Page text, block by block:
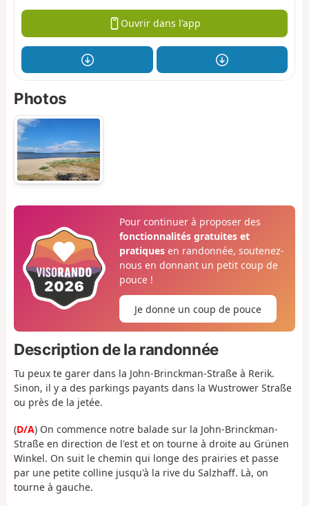
Ouvrir dans l'app
Photos
Pour continuer à proposer des
fonctionnalités gratuites et
pratiquesen randonnée, soutenez-
nous en donnant un petit coup de
pouce !
Je donne un coup de pouce
Description de la randonnée
Tu peux te garer dans la John-Brinckman-Straße à Rerik.
Sinon, il y a des parkings payants dans la Wustrower Straße
ou près de la jetée.
(D/A) On commence notre balade sur la John-Brinckman-
Straße en direction de l'est et on tourne à droite au Grünen
Winkel. On suit le chemin qui longe des prairies et passe
par une petite colline jusqu'à la rive du Salzhaff. Là, on
tourne à gauche.